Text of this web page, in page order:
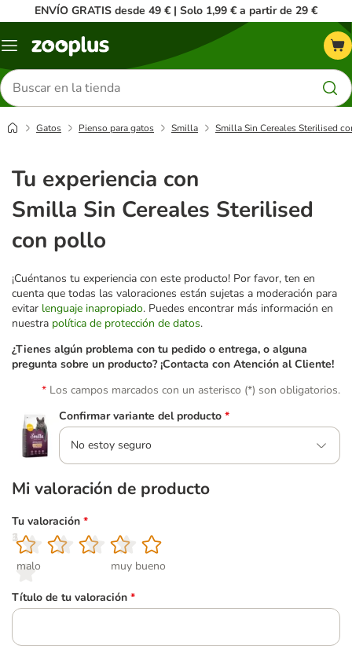
ENVÍO GRATIS desde 49 € | Solo 1,99 € a partir de 29 €
Menú
Buscar
productos
Gatos Pienso para gatos Smilla Smilla Sin Cereales Sterilised
Tu experiencia con
Smilla Sin Cereales Sterilised
con pollo
¡Cuéntanos tu experiencia con este producto! Por favor, ten en
cuenta que todas las valoraciones están sujetas a moderación para
evitar lenguaje inapropiado. Puedes encontrar más información en
nuestra política de protección de datos.
¿Tienes algún problema con tu pedido o entrega, o alguna
pregunta sobre un producto? ¡Contacta con Atención al Cliente!
Los campos marcados con un asterisco (*) son obligatorios.
Confirmar variante del producto *
No estoy seguro
Mi valoración de producto
Tu valoración *
1
malo
2
3
4
5
muy bueno
Título de tu valoración *